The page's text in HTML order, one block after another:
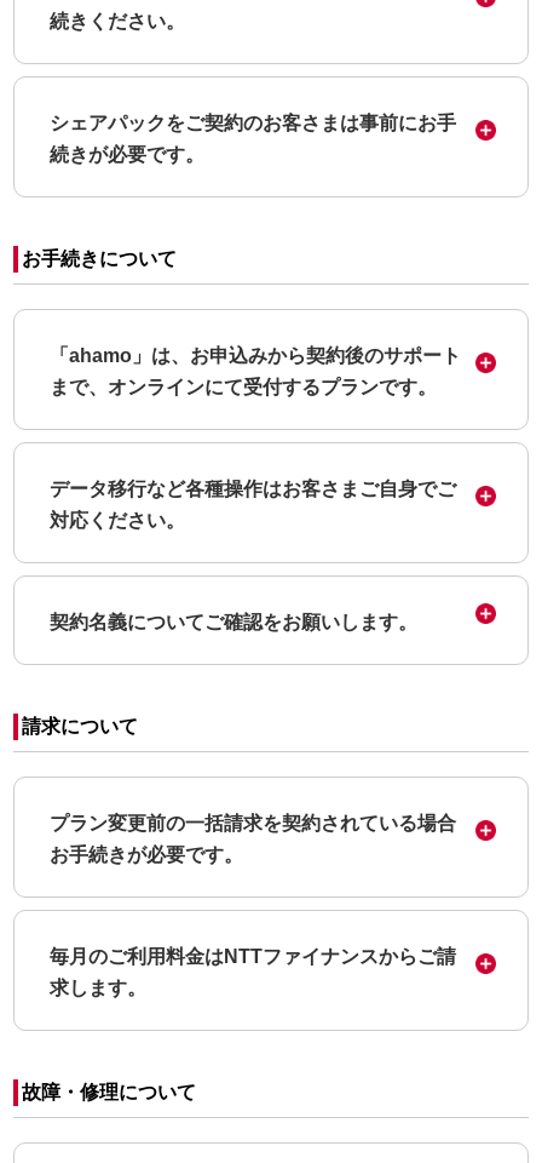
続きください。
シェアパックをご契約のお客さまは事前にお手
続きが必要です。
お手続きについて
「ahamo」は、お申込みから契約後のサポート
まで、オンラインにて受付するプランです。
データ移行など各種操作はお客さまご自身でご
対応ください。
契約名義についてご確認をお願いします。
請求について
プラン変更前の一括請求を契約されている場合
お手続きが必要です。
毎月のご利用料金はNTTファイナンスからご請
求します。
故障・修理について